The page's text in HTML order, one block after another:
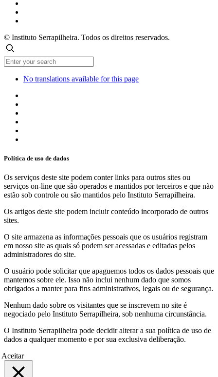
© Instituto Serrapilheira. Todos os direitos reservados.
No translations available for this page
Política de uso de dados
Os serviços deste site podem conter links para outros sites ou
serviços on-line que são operados e mantidos por terceiros e que não
estão sob controle ou são mantidos pelo Instituto Serrapilheira.
Os artigos deste site podem incluir conteúdo incorporado de outros
sites.
O site armazena as informações pessoais que os usuários registram
em nosso site as quais só podem ser acessadas e editadas pelos
administradores do site.
O usuário pode solicitar que apaguemos todos os dados pessoais que
mantemos sobre ele. Isso não inclui nenhum dado que somos
obrigados a manter para fins administrativos, legais ou de segurança.
Nenhum dado sobre os visitantes que se inscrevem no site é
negociado pelo Instituto Serrapilheira, sob nenhuma circunstância.
O Instituto Serrapilheira pode decidir alterar a sua política de uso de
dados a qualquer momento e por sua exclusiva deliberação.
Aceitar